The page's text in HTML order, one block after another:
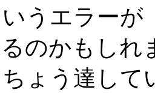
うエラーが
のかもしれ
ょう達して